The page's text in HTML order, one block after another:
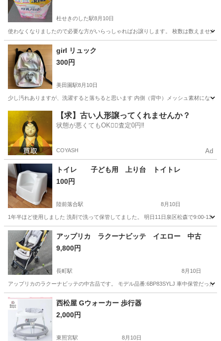
杜せきのした駅8月10日
使わなくなりましたので必要な方がいらっしゃればお譲りします。 枚数は数えません
宮城 名取市 杜せきのした駅
girl リュック
300円
美田園駅8月10日
少し汚れありますが、洗濯すると落ちると思います 内側（背中）メッシュ素材にな
美田園駅 その他
【求】古い人形譲ってくれませんか？
状態が悪くてもOK🙆‍♀️査定0円‼️
COYASH Ad
トイレ 子ども用 上り台 トイトレ
100円
陸前落合駅 8月10日
1年半ほど使用しました 洗剤で洗って保管してました。 明日11日泉区松森で9:00-
宮城 仙台市 陸前落合駅 ベビー用品
アップリカ ラクーナビッテ イエロー 中古
9,800円
長町駅 8月10日
アップリカのラクーナビッテの中古品です。 モデル品番:6BP83SYLJ 車中保管だっ
宮城 仙台市 長町駅 ベビー用品
西松屋 Gウォーカー 歩行器
2,000円
東照宮駅 8月10日